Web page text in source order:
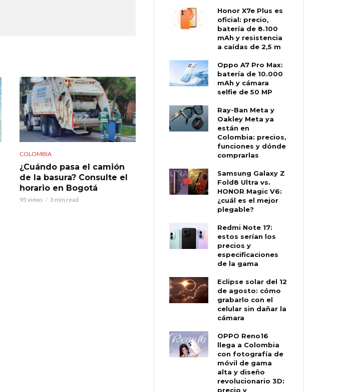
COLOMBIA
¿Cuándo pasa el camión
de la basura? Consulte el
horario en Bogotá
95 views 3 min read
Honor X7e Plus es
oficial: precio,
batería de 8.100
mAh y resistencia
a caídas de 2,5 m
Oppo A7 Pro Max:
batería de 10.000
mAh y cámara
selfie de 50 MP
Ray-Ban Meta y
Oakley Meta ya
están en
Colombia: precios,
funciones y dónde
comprarlas
Samsung Galaxy Z
Fold8 Ultra vs.
HONOR Magic V6:
¿cuál es el mejor
plegable?
Redmi Note 17:
estos serían los
precios y
especificaciones
de la gama
Eclipse solar del 12
de agosto: cómo
grabarlo con el
celular sin dañar la
cámara
OPPO Reno16
llega a Colombia
con fotografía de
móvil de gama
alta y diseño
revolucionario 3D:
precio y